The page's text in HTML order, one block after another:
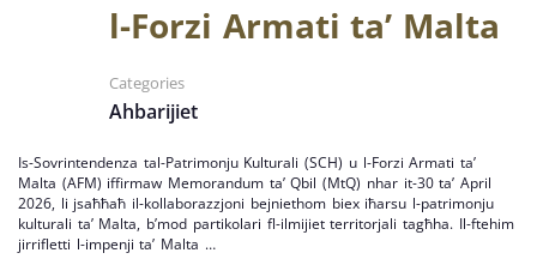
l-Forzi Armati ta’ Malta
Categories
Ahbarijiet
Is-Sovrintendenza tal-Patrimonju Kulturali (SCH) u l-Forzi Armati ta’
Malta (AFM) iffirmaw Memorandum ta’ Qbil (MtQ) nhar it-30 ta’ April
2026, li jsaħħaħ il-kollaborazzjoni bejniethom biex iħarsu l-patrimonju
kulturali ta’ Malta, b’mod partikolari fl-ilmijiet territorjali tagħha. Il-ftehim
jirrifletti l-impenji ta’ Malta …